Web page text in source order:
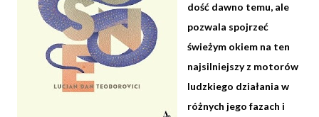
dość dawno temu, ale
pozwala spojrzeć
świeżym okiem na ten
najsilniejszy z motorów
ludzkiego działania w
różnych jego fazach i